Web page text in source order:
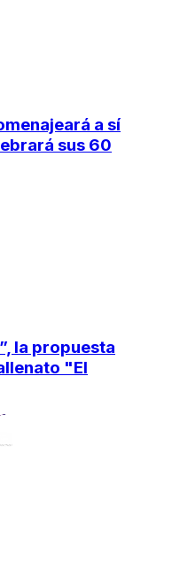
a sí
sus 60
la propuesta
"El